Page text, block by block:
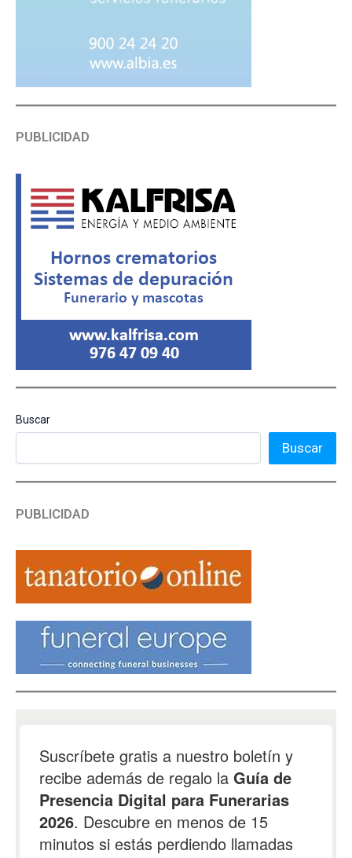
PUBLICIDAD
Buscar
Buscar
PUBLICIDAD